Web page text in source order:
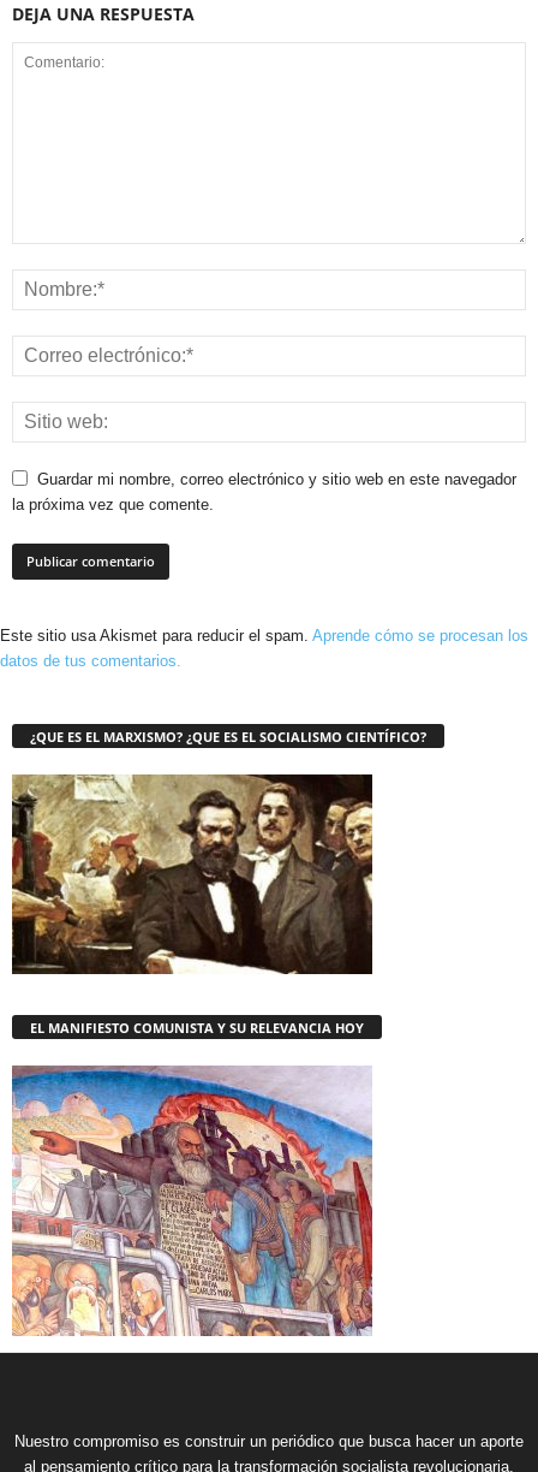
DEJA UNA RESPUESTA
Guardar mi nombre, correo electrónico y sitio web en este navegador
la próxima vez que comente.
Este sitio usa Akismet para reducir el spam. Aprende cómo se procesan los
datos de tus comentarios.
¿QUE ES EL MARXISMO? ¿QUE ES EL SOCIALISMO CIENTÍFICO?
EL MANIFIESTO COMUNISTA Y SU RELEVANCIA HOY
Nuestro compromiso es construir un periódico que busca hacer un aporte
al pensamiento crítico para la transformación socialista revolucionaria,